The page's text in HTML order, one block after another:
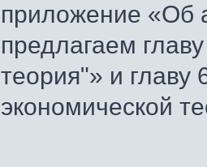
приложение «Об
предлагаем
теория"» и главу
экономической